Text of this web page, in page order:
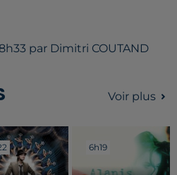
par Dimitri COUTAND
Voir plus
6h19
6h19